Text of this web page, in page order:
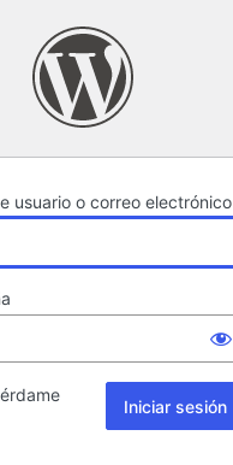
usuario o correo electrónico